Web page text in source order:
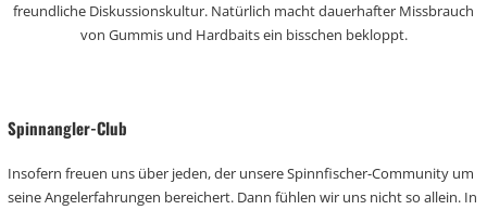
freundliche Diskussionskultur. Natürlich macht dauerhafter Missbrauch
von Gummis und Hardbaits ein bisschen bekloppt.
Spinnangler-Club
Insofern freuen uns über jeden, der unsere Spinnfischer-Community um
seine Angelerfahrungen bereichert. Dann fühlen wir uns nicht so allein. In